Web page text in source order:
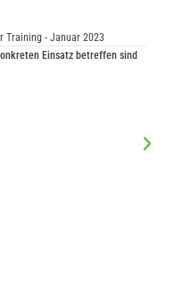
Training - Januar 2023
Einsatz betreffen sind